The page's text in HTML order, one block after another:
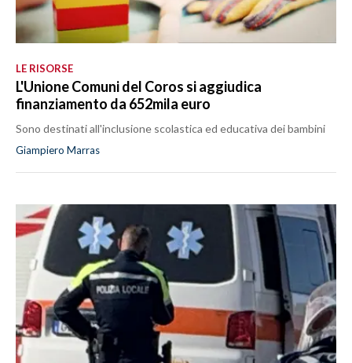
LE RISORSE
L'Unione Comuni del Coros si aggiudica
finanziamento da 652mila euro
Sono destinati all'inclusione scolastica ed educativa dei bambini
Giampiero Marras